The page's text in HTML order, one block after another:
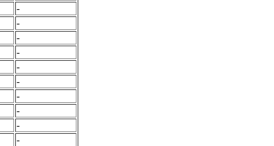
-
-
-
-
-
-
-
-
-
-